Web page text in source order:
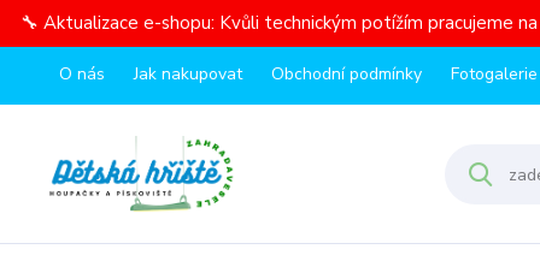
🔧 Aktualizace e-shopu: Kvůli technickým potížím pracujeme
O nás Jak nakupovat Obchodní podmínky Fotogalerie